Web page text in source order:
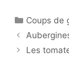
Catégories
Coups de
Les